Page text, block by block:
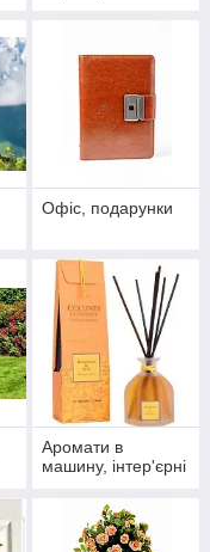
Офіс, подарунки
Аромати в
машину, інтер'єрні